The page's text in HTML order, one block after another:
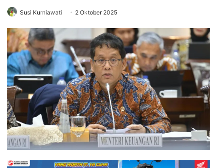
Susi Kurniawati 2 Oktober 2025